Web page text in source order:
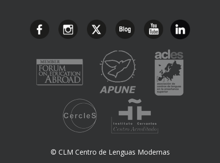
© CLM Centro de Lenguas Modernas